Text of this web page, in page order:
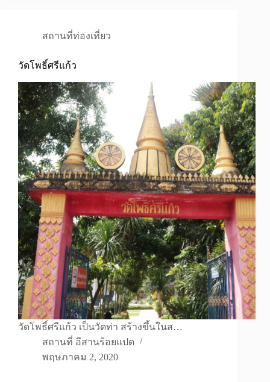
สถานที่ท่องเที่ยว
วัดโพธิ์ศรีแก้ว
วัดโพธิ์ศรีแก้ว เป็นวัดท่า สร้างขึ้นในส…
สถานที่ อีสานร้อยแปด
พฤษภาคม 2, 2020